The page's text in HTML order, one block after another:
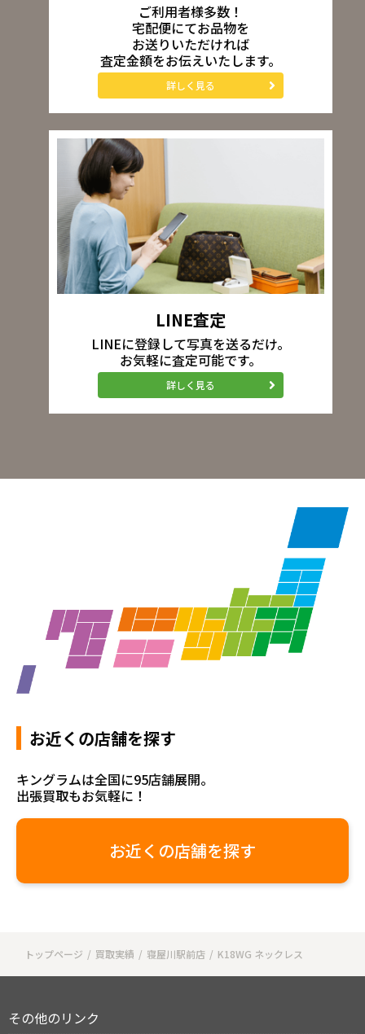
ご利用者様多数！
宅配便にてお品物を
お送りいただければ
査定金額をお伝えいたします。
詳しく見る
LINE査定
LINEに登録して写真を送るだけ。
お気軽に査定可能です。
詳しく見る
お近くの店舗を探す
キングラムは全国に95店舗展開。
出張買取もお気軽に！
お近くの店舗を探す
トップページ 買取実績 寝屋川駅前店 K18WG ネックレス
その他のリンク